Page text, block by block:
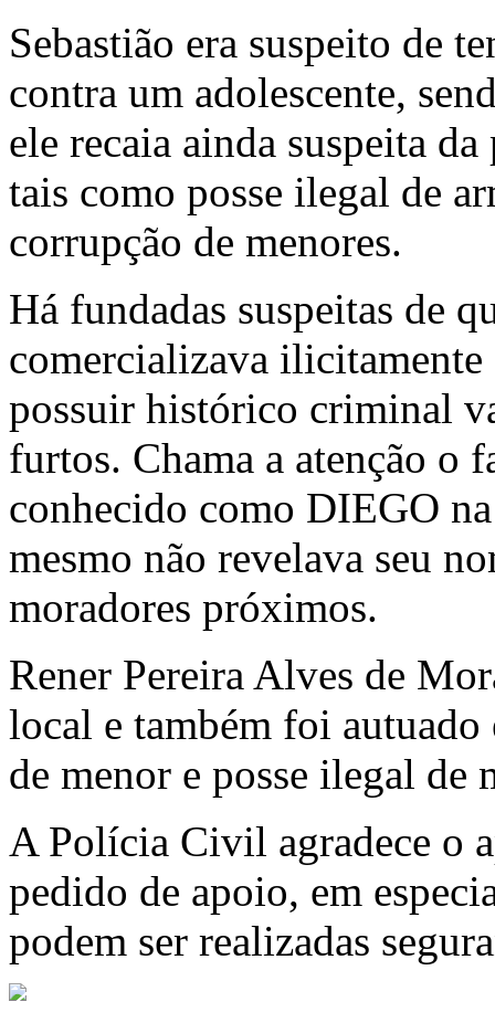
Sebastião era suspeito de
contra um adolescente,
ele recaia ainda suspeita
tais como posse ilegal de
corrupção de menores.
Há fundadas suspeitas de
comercializava ilicitamente
possuir histórico criminal
furtos. Chama a atenção o
conhecido como DIEGO
mesmo não revelava seu
moradores próximos.
Rener Pereira Alves de
local e também foi
de menor e posse ilegal de
A Polícia Civil agradece o
pedido de apoio, em
podem ser realizadas